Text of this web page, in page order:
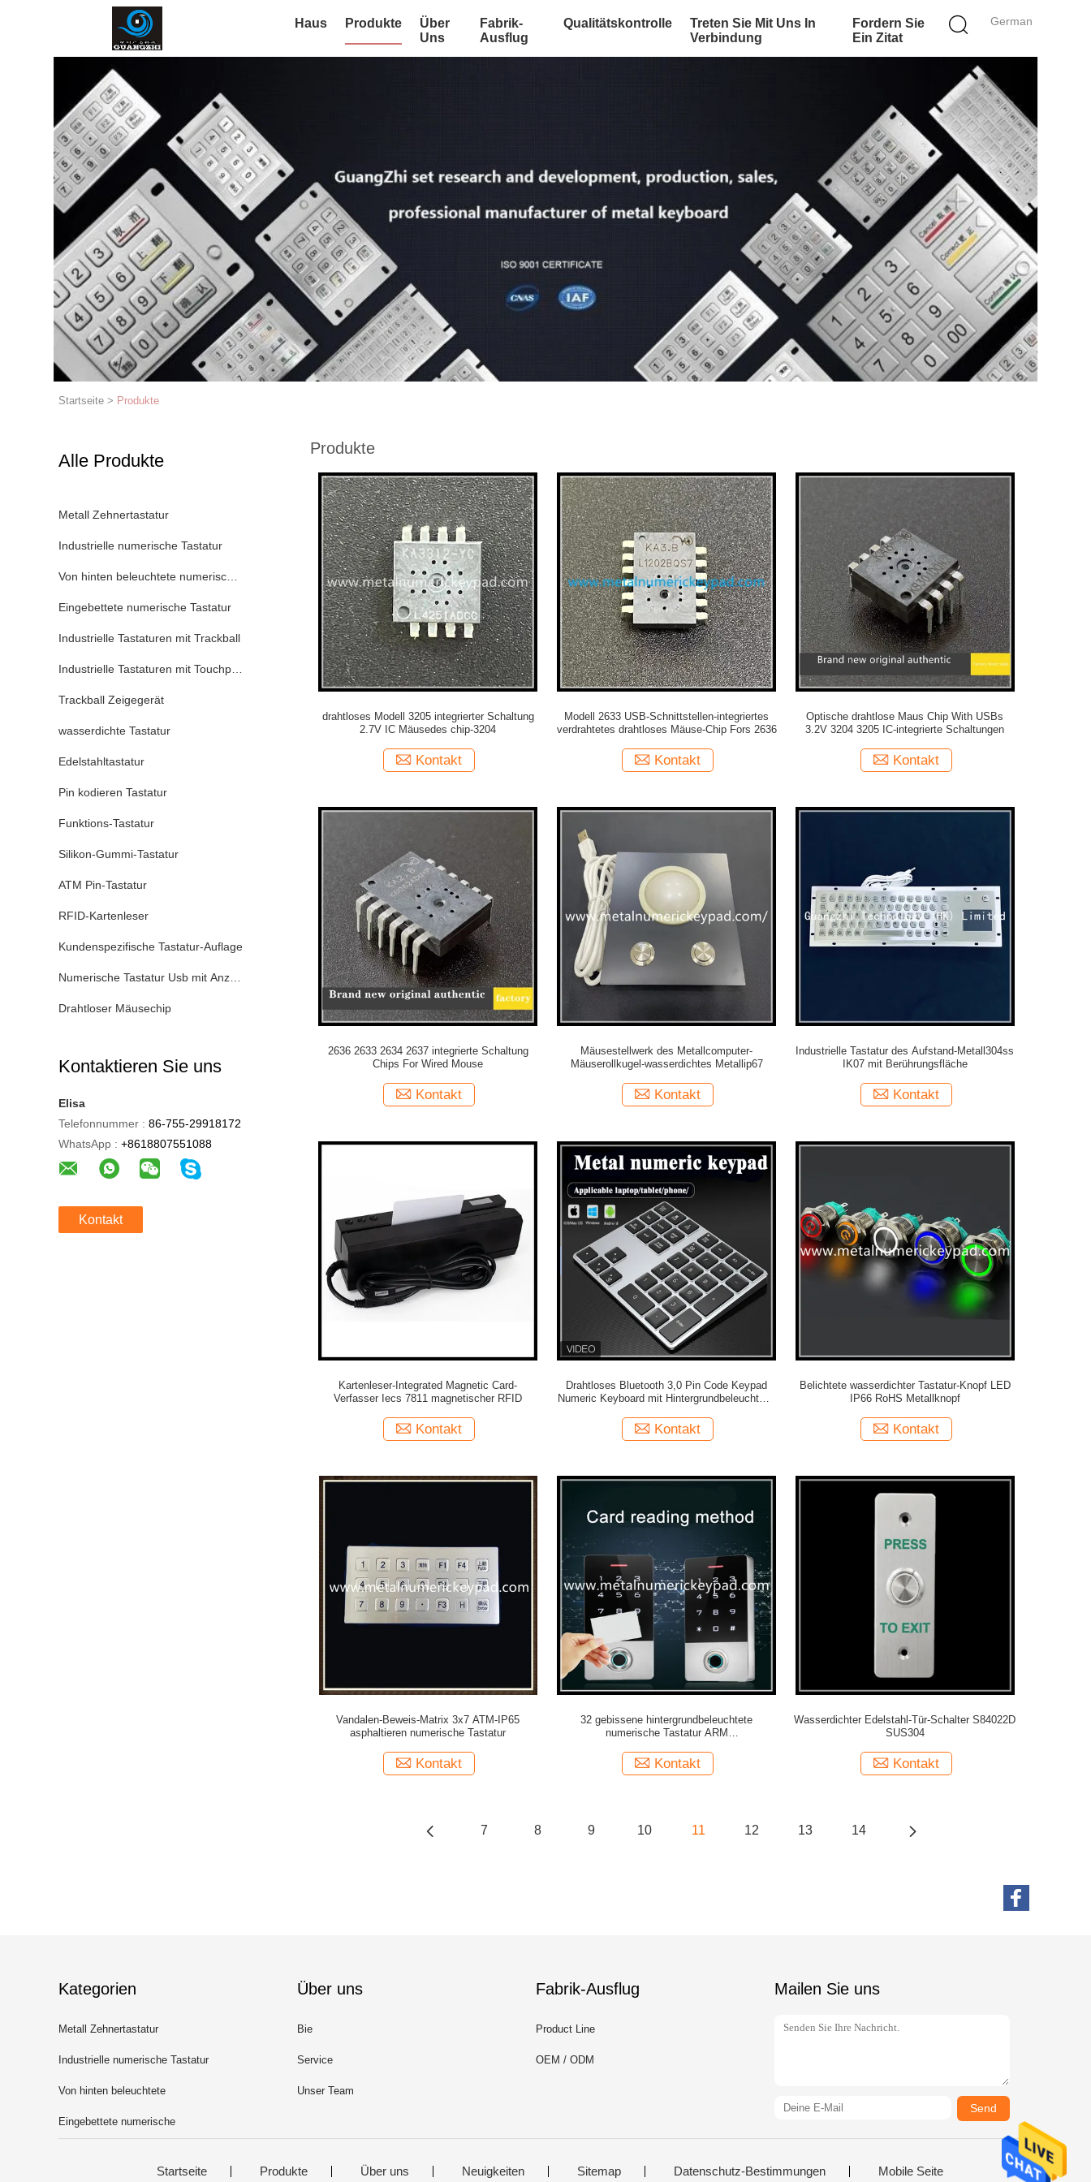
German
Haus Produkte
Über
Uns
Fabrik-
Ausflug
Qualitätskontrolle
Treten Sie Mit Uns In
Verbindung
Fordern Sie
Ein Zitat
Startseite > Produkte
Alle Produkte
Metall Zehnertastatur
Industrielle numerische Tastatur
Von hinten beleuchtete numerische Tastatur
Eingebettete numerische Tastatur
Industrielle Tastaturen mit Trackball
Industrielle Tastaturen mit Touchpad
Trackball Zeigegerät
wasserdichte Tastatur
Edelstahltastatur
Pin kodieren Tastatur
Funktions-Tastatur
Silikon-Gummi-Tastatur
ATM Pin-Tastatur
RFID-Kartenleser
Kundenspezifische Tastatur-Auflage
Numerische Tastatur Usb mit Anzeige
Drahtloser Mäusechip
Kontaktieren Sie uns
Elisa
Telefonnummer : 86-755-29918172
WhatsApp : +8618807551088
Kontakt
Produkte
drahtloses Modell 3205 integrierter Schaltung
2.7V IC Mäusedes chip-3204
Kontakt
Modell 2633 USB-Schnittstellen-integriertes
verdrahtetes drahtloses Mäuse-Chip Fors 2636
Kontakt
Optische drahtlose Maus Chip With USBs
3.2V 3204 3205 IC-integrierte Schaltungen
Kontakt
2636 2633 2634 2637 integrierte Schaltung
Chips For Wired Mouse
Kontakt
Mäusestellwerk des Metallcomputer-
Mäuserollkugel-wasserdichtes Metallip67
Kontakt
Industrielle Tastatur des Aufstand-Metall304ss
IK07 mit Berührungsfläche
Kontakt
Kartenleser-Integrated Magnetic Card-
Verfasser Iecs 7811 magnetischer RFID
Kontakt
Drahtloses Bluetooth 3,0 Pin Code Keypad
Numeric Keyboard mit Hintergrundbeleuchtung
Kontakt
Belichtete wasserdichter Tastatur-Knopf LED
IP66 RoHS Metallknopf
Kontakt
Vandalen-Beweis-Matrix 3x7 ATM-IP65
asphaltieren numerische Tastatur
Kontakt
32 gebissene hintergrundbeleuchtete
numerische Tastatur ARM
Kontakt
Wasserdichter Edelstahl-Tür-Schalter S84022D
SUS304
Kontakt
7 8 9 10 11 12 13 14
Kategorien
Metall Zehnertastatur
Industrielle numerische Tastatur
Von hinten beleuchtete
numerische Tastatur
Eingebettete numerische
Über uns
Bie
Service
Unser Team
Fabrik-Ausflug
Product Line
OEM / ODM
Mailen Sie uns
Send
Startseite Produkte Über uns Neuigkeiten Sitemap Datenschutz-Bestimmungen Mobile Seite